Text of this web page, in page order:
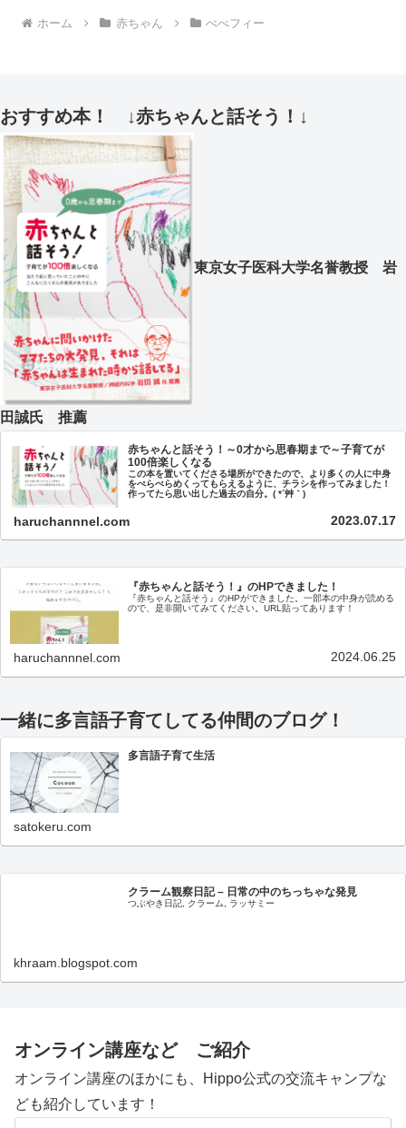
ホーム 赤ちゃん べべフィー
おすすめ本！ ↓赤ちゃんと話そう！↓
東京女子医科大学名誉教授 岩
田誠氏 推薦
赤ちゃんと話そう！～0才から思春期まで～子育てが
100倍楽しくなる
この本を置いてくださる場所ができたので、より多くの人に中身
をぺらぺらめくってもらえるように、チラシを作ってみました！
作ってたら思い出した過去の自分。( *´艸｀)
haruchannnel.com 2023.07.17
『赤ちゃんと話そう！』のHPできました！
『赤ちゃんと話そう』のHPができました。一部本の中身が読める
ので、是非開いてみてください。URL貼ってあります！
haruchannnel.com 2024.06.25
一緒に多言語子育てしてる仲間のブログ！
多言語子育て生活
satokeru.com
クラーム観察日記 – 日常の中のちっちゃな発見
つぶやき日記, クラーム, ラッサミー
khraam.blogspot.com
オンライン講座など ご紹介
オンライン講座のほかにも、Hippo公式の交流キャンプな
ども紹介しています！